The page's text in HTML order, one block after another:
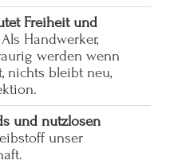
Freiheit und
Als Handwerker,
werden wenn
nichts bleibt neu,
und nutzlosen
unser